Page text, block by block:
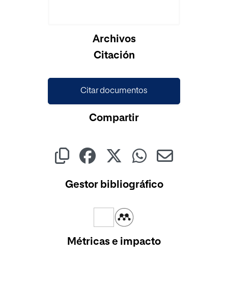
Archivos
Citación
Citar documentos
Compartir
Gestor bibliográfico
Métricas e impacto